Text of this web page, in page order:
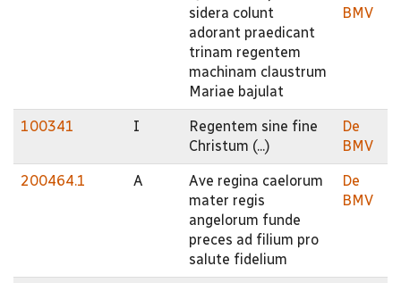
sidera colunt
adorant praedicant
trinam regentem
machinam claustrum
Mariae bajulat
BMV
100341 I
Regentem sine fine
Christum (...)
De
BMV
200464.1 A
Ave regina caelorum
mater regis
angelorum funde
preces ad filium pro
salute fidelium
De
BMV